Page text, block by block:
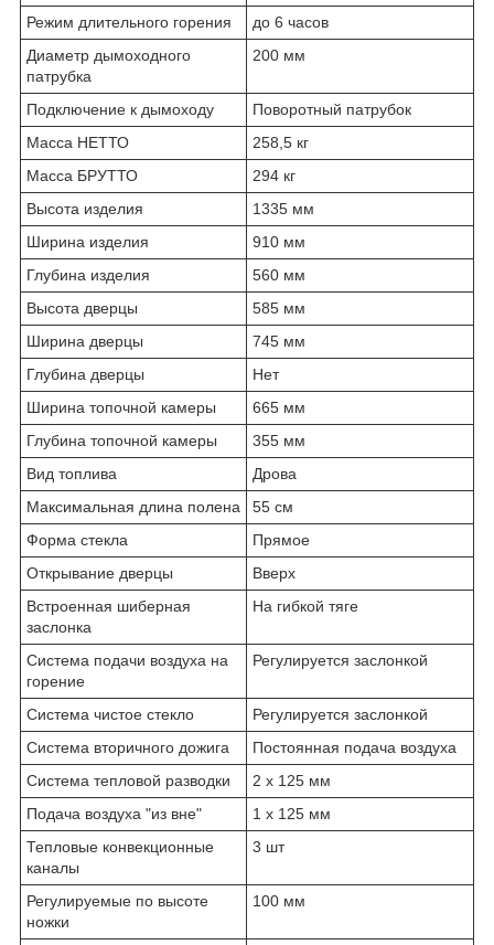
Режим длительного горения
до 6 часов
Диаметр дымоходного
патрубка
200 мм
Подключение к дымоходу
Поворотный патрубок
Масса НЕТТО
258,5 кг
Масса БРУТТО
294 кг
Высота изделия
1335 мм
Ширина изделия
910 мм
Глубина изделия
560 мм
Высота дверцы
585 мм
Ширина дверцы
745 мм
Глубина дверцы
Нет
Ширина топочной камеры
665 мм
Глубина топочной камеры
355 мм
Вид топлива
Дрова
Максимальная длина полена
55 см
Форма стекла
Прямое
Открывание дверцы
Вверх
Встроенная шиберная
заслонка
На гибкой тяге
Система подачи воздуха на
горение
Регулируется заслонкой
Система чистое стекло
Регулируется заслонкой
Система вторичного дожига
Постоянная подача воздуха
Система тепловой разводки
2 х 125 мм
Подача воздуха "из вне"
1 х 125 мм
Тепловые конвекционные
каналы
3 шт
Регулируемые по высоте
ножки
100 мм